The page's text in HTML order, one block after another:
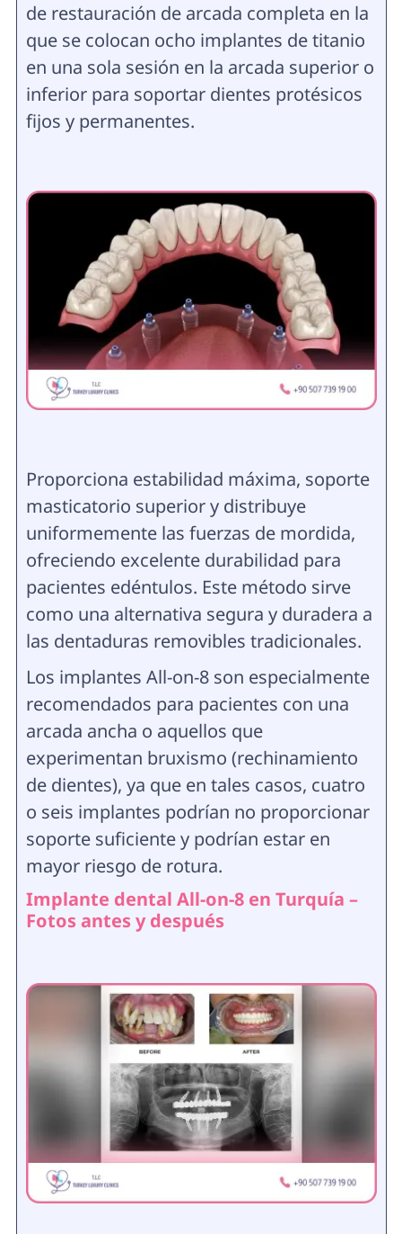
de restauración de arcada completa en la
que se colocan ocho implantes de titanio
en una sola sesión en la arcada superior o
inferior para soportar dientes protésicos
fijos y permanentes.
Proporciona estabilidad máxima, soporte
masticatorio superior y distribuye
uniformemente las fuerzas de mordida,
ofreciendo excelente durabilidad para
pacientes edéntulos. Este método sirve
como una alternativa segura y duradera a
las dentaduras removibles tradicionales.
Los implantes All-on-8 son especialmente
recomendados para pacientes con una
arcada ancha o aquellos que
experimentan bruxismo (rechinamiento
de dientes), ya que en tales casos, cuatro
o seis implantes podrían no proporcionar
soporte suficiente y podrían estar en
mayor riesgo de rotura.
Implante dental All-on-8 en Turquía –
Fotos antes y después